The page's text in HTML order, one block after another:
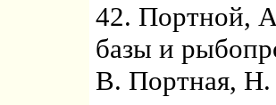
42. Портной,
базы и
В. Портная,